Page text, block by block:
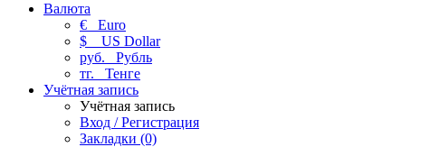
Валюта
€ Euro
$
US Dollar
руб. Рубль
тг. Тенге
Учётная запись
Учётная запись
Вход / Регистрация
Закладки (0)